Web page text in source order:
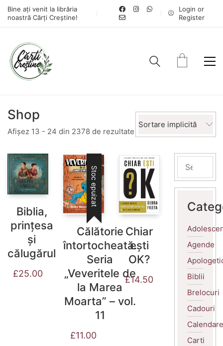
Bine ați venit la librăria
noastră Cărți Creștine!
Login or
Register
Shop
Afișez 13 - 24 din 2378 de rezultate
Sortare implicită
Biblia,
prințesa
și
călugărul
£25.00
Stoc epuizat
Călătorie
întortocheată.
Seria
„Veveritele de
la Marea
Moarta” – vol.
11
£11.00
Chiar
ești
OK?
£14.50
Agende
Biblii
Brelocuri
Cadouri
Calendare
Carti